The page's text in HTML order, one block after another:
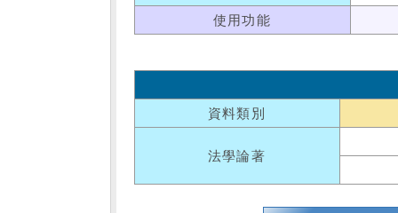
使用功能
資料類別
法學論著